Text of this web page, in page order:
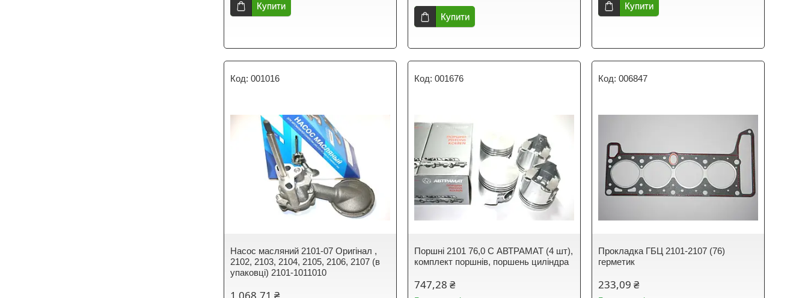
Купити
Купити
Купити
001016
Насос масляний 2101-07 Оригінал ,
2102, 2103, 2104, 2105, 2106, 2107 (в
упаковці) 2101-1011010
001676
Поршні 2101 76,0 C АВТРАМАТ (4 шт),
комплект поршнів, поршень циліндра
747,28 ₴
006847
Прокладка ГБЦ 2101-2107 (76)
герметик
233,09 ₴